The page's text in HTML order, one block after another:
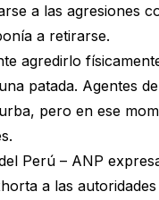
a las agresiones
a retirarse.
agredirlo
patada. Agentes
pero en ese
Perú – ANP
a las